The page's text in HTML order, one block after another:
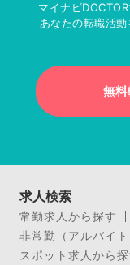
マイナビ
あなたの転職活
無
求人検索
常勤求人から探す
非常勤（アルバイ
スポット求人から